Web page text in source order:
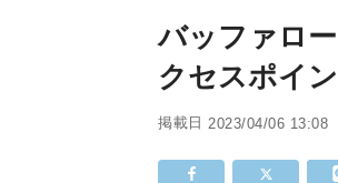
バッファロ
クセスポイ
掲載日 2023/04/06 13:08